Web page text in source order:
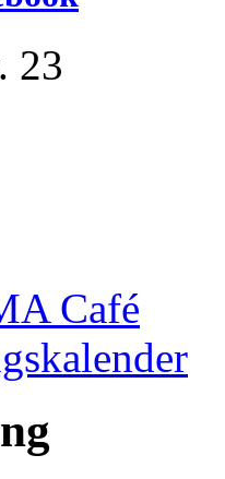
23
Café